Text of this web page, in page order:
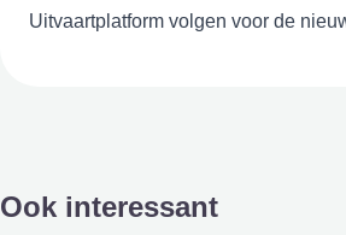
Uitvaartplatform volgen voor de
Ook interessant